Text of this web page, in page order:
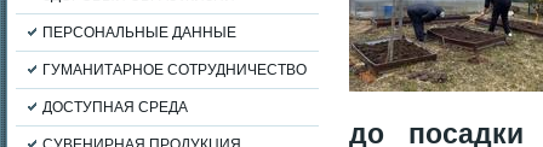
ПЕРСОНАЛЬНЫЕ ДАННЫЕ
ГУМАНИТАРНОЕ СОТРУДНИЧЕСТВО
ДОСТУПНАЯ СРЕДА
до посадки